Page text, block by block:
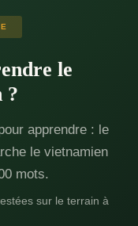
le
?
apprendre : le
le vietnamien
mots.
sur le terrain à